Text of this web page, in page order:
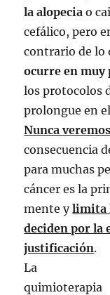
la alopecia o
cefálico, pero
contrario de lo
ocurre en muy
los protocolos
prolongue en
Nunca
consecuencia
para muchas
cáncer es la
mente ylimita
deciden por la
justificación.
La
quimioterapia